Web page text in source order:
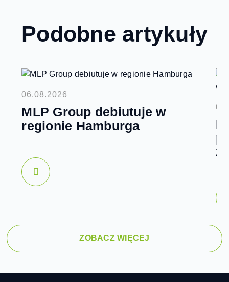
Podobne artykuły
06.08.2026
MLP Group debiutuje w
regionie Hamburga
ZOBACZ WIĘCEJ